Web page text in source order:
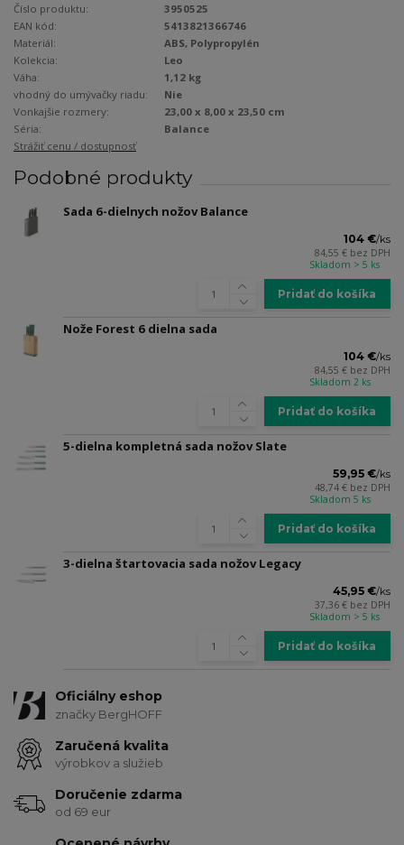
Číslo produktu:
3950525
EAN kód:
5413821366746
Materiál:
ABS, Polypropylén
Kolekcia:
Leo
Váha:
1,12 kg
vhodný do umývačky riadu:
Nie
Vonkajšie rozmery:
23,00 x 8,00 x 23,50 cm
Séria:
Balance
Strážiť cenu / dostupnosť
Podobné produkty
Sada 6-dielnych nožov Balance
104 €/ks
84,55 € bez DPH
Skladom > 5 ks
Pridať do košíka
Nože Forest 6 dielna sada
104 €/ks
84,55 € bez DPH
Skladom 2 ks
Pridať do košíka
5-dielna kompletná sada nožov Slate
59,95 €/ks
48,74 € bez DPH
Skladom 5 ks
Pridať do košíka
3-dielna štartovacia sada nožov Legacy
45,95 €/ks
37,36 € bez DPH
Skladom > 5 ks
Pridať do košíka
Oficiálny eshop
značky BergHOFF
Zaručená kvalita
výrobkov a služieb
Doručenie zdarma
od 69 eur